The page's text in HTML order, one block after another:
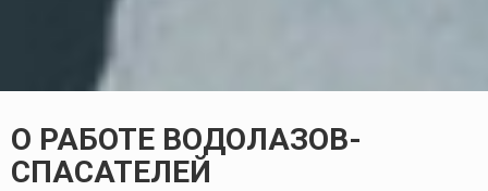
О РАБОТЕ ВОДОЛАЗОВ-
СПАСАТЕЛЕЙ